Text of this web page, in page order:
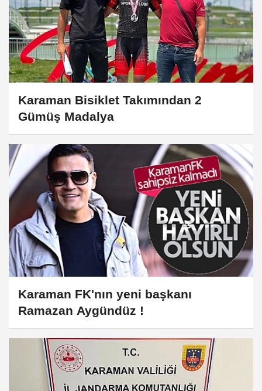
Karaman Bisiklet Takımından 2
Gümüş Madalya
Karaman FK'nın yeni başkanı
Ramazan Aygündüz !